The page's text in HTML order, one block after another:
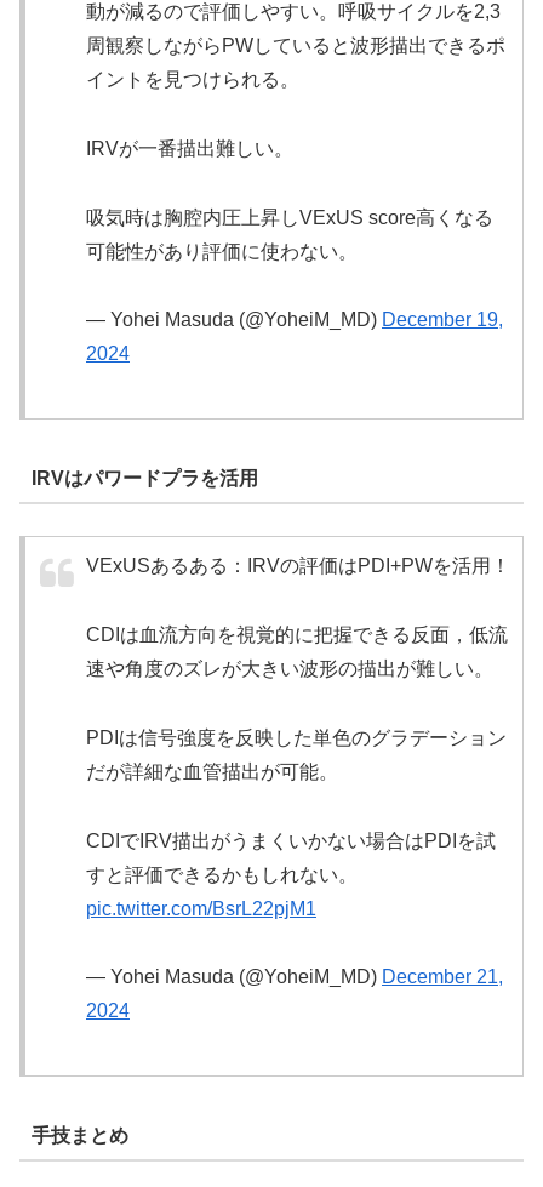
動が減るので評価しやすい。呼吸サイクルを2,3
周観察しながらPWしていると波形描出できるポ
イントを見つけられる。
IRVが一番描出難しい。
吸気時は胸腔内圧上昇しVExUS score高くなる
可能性があり評価に使わない。
— Yohei Masuda (@YoheiM_MD) December 19,
2024
IRVはパワードプラを活用
VExUSあるある：IRVの評価はPDI+PWを活用！
CDIは血流方向を視覚的に把握できる反面，低流
速や角度のズレが大きい波形の描出が難しい。
PDIは信号強度を反映した単色のグラデーション
だが詳細な血管描出が可能。
CDIでIRV描出がうまくいかない場合はPDIを試
すと評価できるかもしれない。
pic.twitter.com/BsrL22pjM1
— Yohei Masuda (@YoheiM_MD) December 21,
2024
手技まとめ